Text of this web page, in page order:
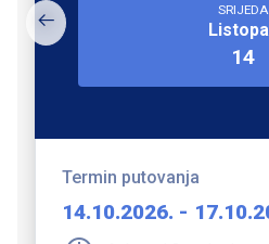
SRIJEDA
14
Termin putovanja
14.10.2026. -